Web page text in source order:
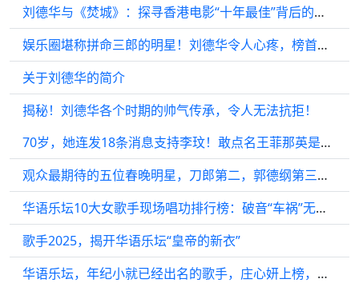
刘德华与《焚城》：探寻香港电影“十年最佳”背后的真实与虚构
娱乐圈堪称拼命三郎的明星！刘德华令人心疼，榜首就是努力代言词
关于刘德华的简介
揭秘！刘德华各个时期的帅气传承，令人无法抗拒！
70岁，她连发18条消息支持李玟！敢点名王菲那英是资本商！
观众最期待的五位春晚明星，刀郎第二，郭德纲第三，第一没悬念
华语乐坛10大女歌手现场唱功排行榜：破音“车祸”无所不在
歌手2025，揭开华语乐坛“皇帝的新衣”
华语乐坛，年纪小就已经出名的歌手，庄心妍上榜，他13岁就出名了